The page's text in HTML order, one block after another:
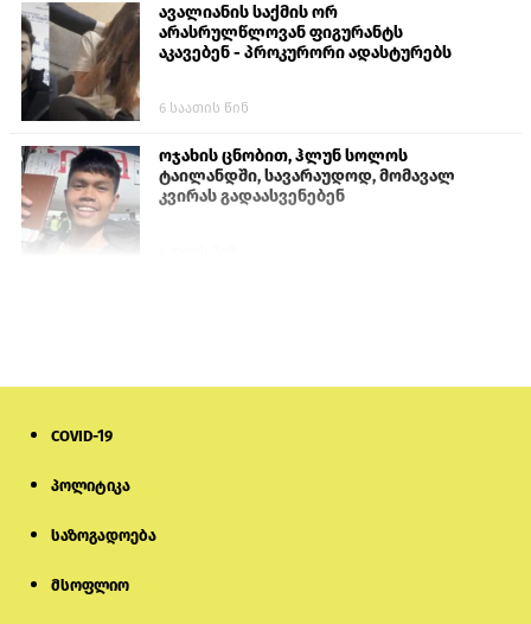
ავალიანის საქმის ორ
არასრულწლოვან ფიგურანტს
აკავებენ - პროკურორი ადასტურებს
6 საათის წინ
ოჯახის ცნობით, ჰლუნ სოლოს
ტაილანდში, სავარაუდოდ, მომავალ
კვირას გადაასვენებენ
COVID-19
პოლიტიკა
საზოგადოება
მსოფლიო